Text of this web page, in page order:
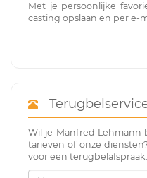
Met je persoonlijke
casting opslaan en per e-
Wil je Manfred Lehmann
tarieven of onze
voor een terugbelafspraak.